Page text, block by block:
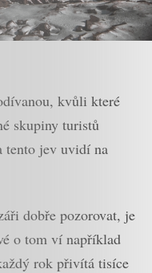
kvůli které
skupiny turistů
tento jev uvidí na
dobře pozorovat, je
o tom ví například
rok přivítá tisíce